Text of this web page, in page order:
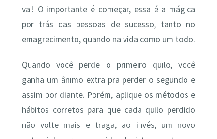
vai! O importante é começar, essa é a mágica
por trás das pessoas de sucesso, tanto no
emagrecimento, quando na vida como um todo.
Quando você perde o primeiro quilo, você
ganha um ânimo extra pra perder o segundo e
assim por diante. Porém, aplique os métodos e
hábitos corretos para que cada quilo perdido
não volte mais e traga, ao invés, um novo